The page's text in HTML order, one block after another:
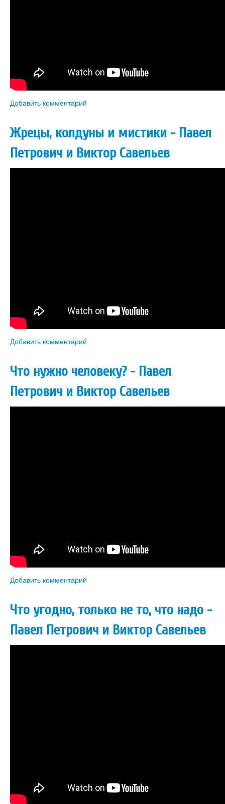
Добавить комментарий
Жрецы, колдуны и мистики - Павел
Петрович и Виктор Савельев
Добавить комментарий
Что нужно человеку? - Павел
Петрович и Виктор Савельев
Добавить комментарий
Что угодно, только не то, что надо -
Павел Петрович и Виктор Савельев